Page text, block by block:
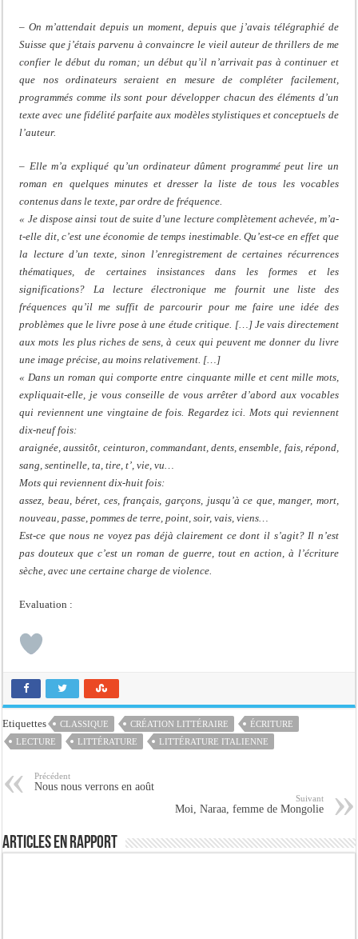
– On m’attendait depuis un moment, depuis que j’avais télégraphié de
Suisse que j’étais parvenu à convaincre le vieil auteur de thrillers de me
confier le début du roman; un début qu’il n’arrivait pas à continuer et
que nos ordinateurs seraient en mesure de compléter facilement,
programmés comme ils sont pour développer chacun des éléments d’un
texte avec une fidélité parfaite aux modèles stylistiques et conceptuels de
l’auteur.
– Elle m’a expliqué qu’un ordinateur dûment programmé peut lire un
roman en quelques minutes et dresser la liste de tous les vocables
contenus dans le texte, par ordre de fréquence.
« Je dispose ainsi tout de suite d’une lecture complètement achevée, m’a-
t-elle dit, c’est une économie de temps inestimable. Qu’est-ce en effet que
la lecture d’un texte, sinon l’enregistrement de certaines récurrences
thématiques, de certaines insistances dans les formes et les
significations? La lecture électronique me fournit une liste des
fréquences qu’il me suffit de parcourir pour me faire une idée des
problèmes que le livre pose à une étude critique. […] Je vais directement
aux mots les plus riches de sens, à ceux qui peuvent me donner du livre
une image précise, au moins relativement. […]
« Dans un roman qui comporte entre cinquante mille et cent mille mots,
expliquait-elle, je vous conseille de vous arrêter d’abord aux vocables
qui reviennent une vingtaine de fois. Regardez ici. Mots qui reviennent
dix-neuf fois:
araignée, aussitôt, ceinturon, commandant, dents, ensemble, fais, répond,
sang, sentinelle, ta, tire, t’, vie, vu…
Mots qui reviennent dix-huit fois:
assez, beau, béret, ces, français, garçons, jusqu’à ce que, manger, mort,
nouveau, passe, pommes de terre, point, soir, vais, viens…
Est-ce que nous ne voyez pas déjà clairement ce dont il s’agit? Il n’est
pas douteux que c’est un roman de guerre, tout en action, à l’écriture
sèche, avec une certaine charge de violence.
Evaluation :
Etiquettes CLASSIQUE CRÉATION LITTÉRAIRE
ÉCRITURE
LECTURE
LITTÉRATURE LITTÉRATURE ITALIENNE
Précédent
Nous nous verrons en août
Suivant
Moi, Naraa, femme de Mongolie
Articles en rapport